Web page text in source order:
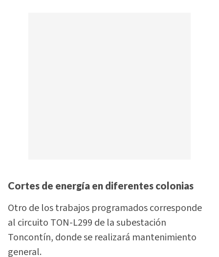
Cortes de energía en diferentes colonias
Otro de los trabajos programados corresponde
al circuito TON-L299 de la subestación
Toncontín, donde se realizará mantenimiento
general.